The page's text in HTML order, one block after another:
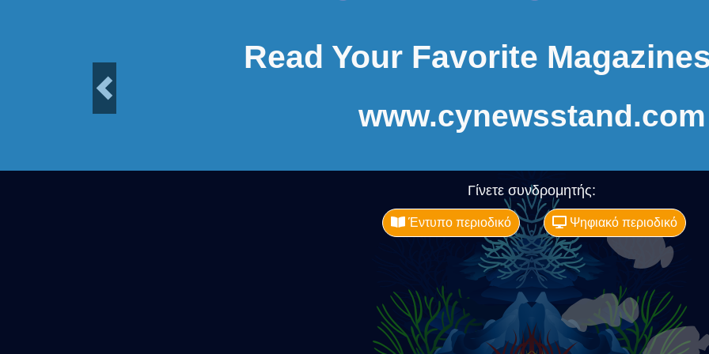
Read Your Favorite
www.cynewsstand.com
Γίνετε συνδρομητής:
Έντυπο περιοδικό Ψηφιακό περιοδικό